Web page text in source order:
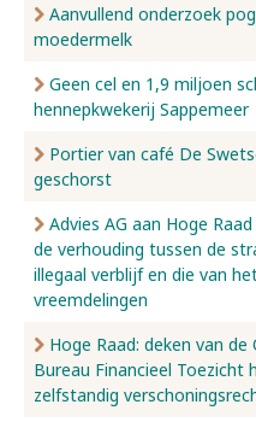
Aanvullend onderzoek
moedermelk
Geen cel en 1,9 miljoen
hennepkwekerij Sappemeer
Portier van café De
geschorst
Advies AG aan Hoge
de verhouding tussen de
illegaal verblijf en die van
vreemdelingen
Hoge Raad: deken van
Bureau Financieel Toezicht
zelfstandig